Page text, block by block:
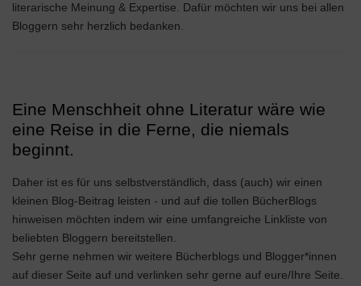
literarische Meinung & Expertise. Dafür möchten wir uns bei allen
Bloggern sehr herzlich bedanken.
Eine Menschheit ohne Literatur wäre wie
eine Reise in die Ferne, die niemals
beginnt.
Daher ist es für uns selbstverständlich, dass (auch) wir einen
kleinen Blog-Beitrag leisten - und auf die tollen BücherBlogs
hinweisen möchten indem wir eine umfangreiche Linkliste von
beliebten Bloggern bereitstellen.
Sehr gerne nehmen wir weitere Bücherblogs und Blogger*innen
auf dieser Seite auf und verlinken sehr gerne auf eure/Ihre Seite.